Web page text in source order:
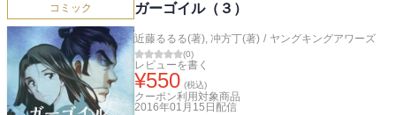
コミック ガーゴイル（３）
近藤るるる(著), 冲方丁(著) / ヤングキングアワーズ
(0)
レビューを書く
¥550 (税込)
クーポン利用対象商品
2016年01月15日 配信